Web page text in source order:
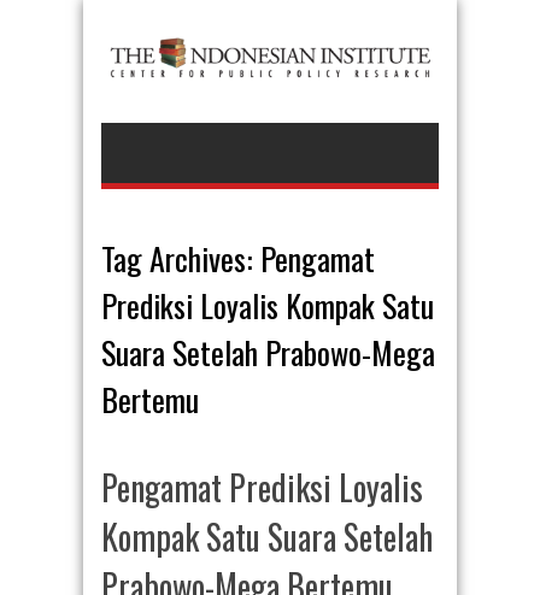
Tag Archives: Pengamat
Prediksi Loyalis Kompak Satu
Suara Setelah Prabowo-Mega
Bertemu
Pengamat Prediksi Loyalis
Kompak Satu Suara Setelah